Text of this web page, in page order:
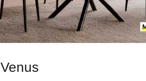
Venus